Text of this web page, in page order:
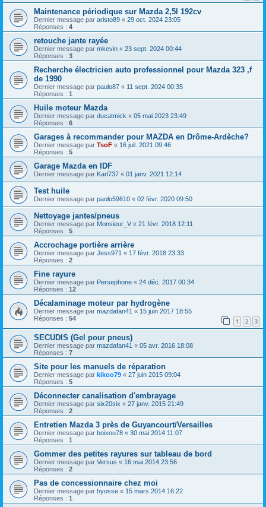
Maintenance périodique sur Mazda 2,5l 192cv
Dernier message par aristo89 « 29 oct. 2024 23:05
Réponses : 4
retouche jante rayée
Dernier message par mkevin « 23 sept. 2024 00:44
Réponses : 3
Recherche électricien auto professionnel pour Mazda 323 ,f
de 1990
Dernier message par paulo87 « 11 sept. 2024 00:35
Réponses : 1
Huile moteur Mazda
Dernier message par ducatmick « 05 mai 2023 23:49
Réponses : 6
Garages à recommander pour MAZDA en Drôme-Ardèche?
Dernier message par TsoF « 16 juil. 2021 09:46
Réponses : 5
Garage Mazda en IDF
Dernier message par Karl737 « 01 janv. 2021 12:14
Test huile
Dernier message par paolo59610 « 02 févr. 2020 09:50
Nettoyage jantes/pneus
Dernier message par Monsieur_V « 21 févr. 2018 12:11
Réponses : 5
Accrochage portière arrière
Dernier message par Jess971 « 17 févr. 2018 23:33
Réponses : 2
Fine rayure
Dernier message par Persephone « 24 déc. 2017 00:34
Réponses : 12
Décalaminage moteur par hydrogène
Dernier message par mazdafan41 « 15 juin 2017 18:55
Réponses : 54 1 2 3
SECUDIS (Gel pour pneus)
Dernier message par mazdafan41 « 05 avr. 2016 18:08
Réponses : 7
Site pour les manuels de réparation
Dernier message par kikoo79 « 27 juin 2015 09:04
Réponses : 5
Déconnecter canalisation d'embrayage
Dernier message par six20six « 27 janv. 2015 21:49
Réponses : 2
Entretien Mazda 3 près de Guyancourt/Versailles
Dernier message par boixou78 « 30 mai 2014 11:07
Réponses : 1
Gommer des petites rayures sur tableau de bord
Dernier message par Versus « 16 mai 2014 23:56
Réponses : 2
Pas de concessionnaire chez moi
Dernier message par hyosse « 15 mars 2014 16:22
Réponses : 1